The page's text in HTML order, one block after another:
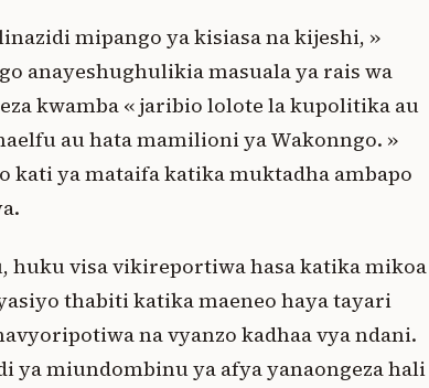
mipango ya kisiasa na kijeshi, »
anayeshughulikia masuala ya rais wa
kwamba « jaribio lolote la kupolitika au
au hata mamilioni ya Wakonngo. »
ya mataifa katika muktadha ambapo
huku visa vikireportiwa hasa katika mikoa
thabiti katika maeneo haya tayari
na vyanzo kadhaa vya ndani.
ya miundombinu ya afya yanaongeza hali